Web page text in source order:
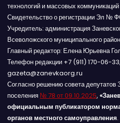
технологий и массовых
Свидетельство о регистрации Эл №
Учредитель: администрация
Всеволожского муниципального
Главный редактор: Елена Юрьевна
Телефон редакции +7 (911) 170-06-
gazeta@zanevkaorg.ru
Согласно решению совета депутатов
поселения № 78 от 09.10.2025,
официальным публикатором
органов местного самоуправления.